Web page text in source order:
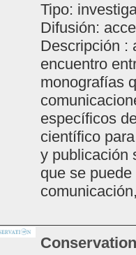
Tipo:
Difusión:
Descripción :
encuentro
monografías
específicos
científico
y publicación
que se